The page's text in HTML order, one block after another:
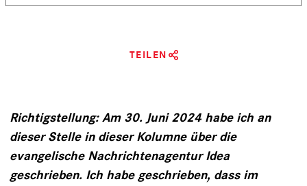
TEILEN
Richtigstellung: Am 30. Juni 2024 habe ich an
dieser Stelle in dieser Kolumne über die
evangelische Nachrichtenagentur Idea
geschrieben. Ich habe geschrieben, dass im